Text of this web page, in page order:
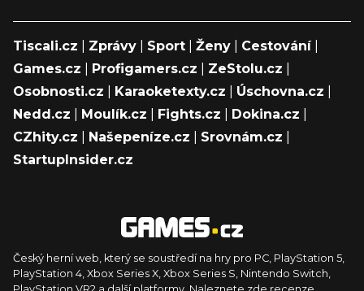
Tiscali.cz Zprávy Sport Ženy Cestování|
Games.cz
Profigamers.cz ZeStolu.cz
Osobnosti.cz
Karaoketexty.cz Úschovna.cz
Nedd.cz
Moulík.cz Fights.cz Dokina.cz
CZhity.cz
Našepeníze.cz Srovnám.cz
StartupInsider.cz
Český herní web, který se soustředí na hry pro PC, PlayStation 5,
PlayStation 4, Xbox Series X, Xbox Series S, Nintendo Switch,